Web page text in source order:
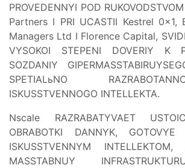
PROVEDENNYI POD
Partners I PRI UCASTII Kestrel 0x1,
Managers Ltd I Florence Capital,
VYSOKOI STEPENI DOVERIY
SOZDANIY
SPETIALьNO
ISKUSSTVENNOGO INTELLEKTA.
Nscale RAZRABATYVAET
OBRABOTKI DANNYK,
ISKUSSTVENNYM INTELLEKTOM,
MASSTABNUY